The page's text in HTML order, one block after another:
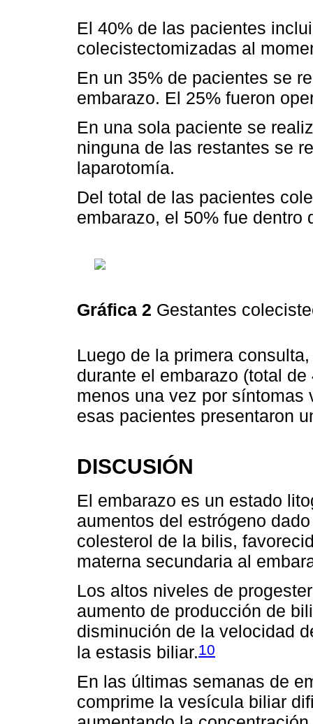
El 40% de las pacientes
colecistectomizadas al
En un 35% de pacientes se
embarazo. El 25% fueron
En una sola paciente se
ninguna de las restantes se
laparotomía.
Del total de las pacientes
embarazo, el 50% fue dentro
Gráfica 2 Gestantes
Luego de la primera
durante el embarazo (total
menos una vez por
esas pacientes presentaron
DISCUSIÓN
El embarazo es un estado
aumentos del estrógeno
colesterol de la bilis,
materna secundaria al
Los altos niveles de
aumento de producción de
disminución de la velocidad
la estasis biliar.10
En las últimas semanas de
comprime la vesícula biliar